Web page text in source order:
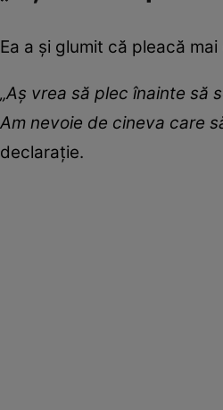
Ea a și glumit că pleacă
„Aș vrea să plec înainte să
Am nevoie de cineva care
declarație.